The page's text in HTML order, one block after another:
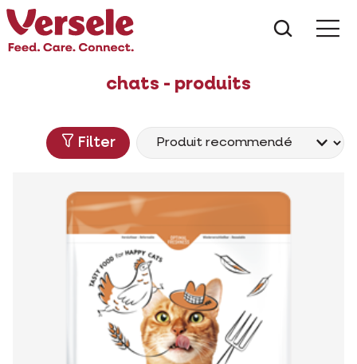
chats - produits
Filter